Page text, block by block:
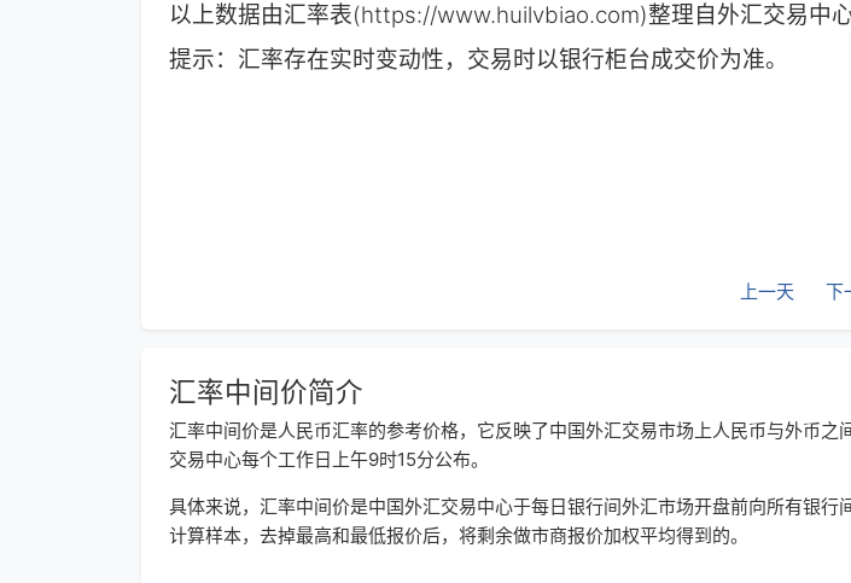
以上数据由汇率表(https://www.huilvbiao.com)整理自外汇交易中
提示：汇率存在实时变动性，交易时以银行柜台成交价为准。
上一天 下
汇率中间价简介
汇率中间价是人民币汇率的参考价格，它反映了中国外汇交易市场上人民币与外币
交易中心每个工作日上午9时15分公布。
具体来说，汇率中间价是中国外汇交易中心于每日银行间外汇市场开盘前向所有银
计算样本，去掉最高和最低报价后，将剩余做市商报价加权平均得到的。